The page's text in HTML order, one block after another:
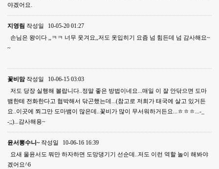
야겠어요.
지영림 작성일
10-05-20 01:27
손님은 왕이다 ,,ㅋㅋ 너무 웃겨요,,저도 옷입히기 요즘 넘 힘든데 넘 감사해요~
~
꽃비맘 작성일
10-06-15 03:03
저도 당장 실행해 볼랍니다..정말 좋은 방법이네요...매일 이 잘 안닦으면 도마
뱀한테 전화한다고 협박해서 닦곤했는데...(참고로 저희가 태국에 살고 있거든
요..이곳에 쬐그만 도마뱀이 많은데..꽃비가 많이 무서워하거든요...ㅎㅎㅎ...-_
-;;)...감사해용~
윤서뽕수니~ 작성일
10-06-16 16:39
요새 울윤서도 뭐만 하자하면 도망댕기기 선순데..저도 이런 역할 놀이 해봐야
겠어요^6